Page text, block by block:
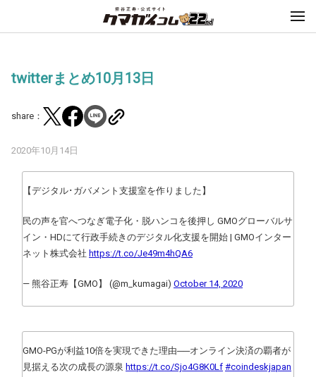
twitterまとめ10月13日
share：
2020年10月14日
【デジタル･ガバメント支援室を作りました】
民の声を官へつなぎ電子化・脱ハンコを後押し GMOグローバルサ
イン・HDにて行政手続きのデジタル化支援を開始 | GMOインター
ネット株式会社 https://t.co/Je49m4hQA6
— 熊谷正寿【GMO】 (@m_kumagai) October 14, 2020
GMO-PGが利益10倍を実現できた理由──オンライン決済の覇者が
見据える次の成長の源泉 https://t.co/Sjo4G8K0Lf #coindeskjapan